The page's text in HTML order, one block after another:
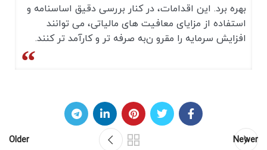
بهره برد. این اقدامات، در کنار بررسی دقیق اساسنامه و
استفاده از مزایای معافیت‌ های مالیاتی، می ‌توانند
افزایش سرمایه را مقرو ن‌به ‌صرفه‌ تر و کارآمد تر کنند.
Newer
Older